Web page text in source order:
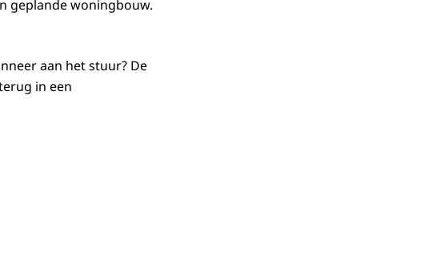
geplande woningbouw.
aan het stuur? De
in een